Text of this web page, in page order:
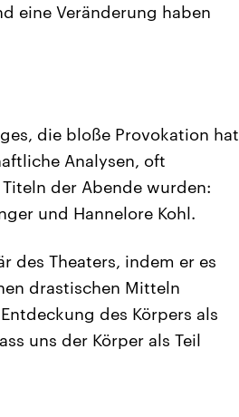
eine Veränderung haben
die bloße Provokation hat
Analysen, oft
der Abende wurden:
und Hannelore Kohl.
des Theaters, indem er es
drastischen Mitteln
des Körpers als
uns der Körper als Teil